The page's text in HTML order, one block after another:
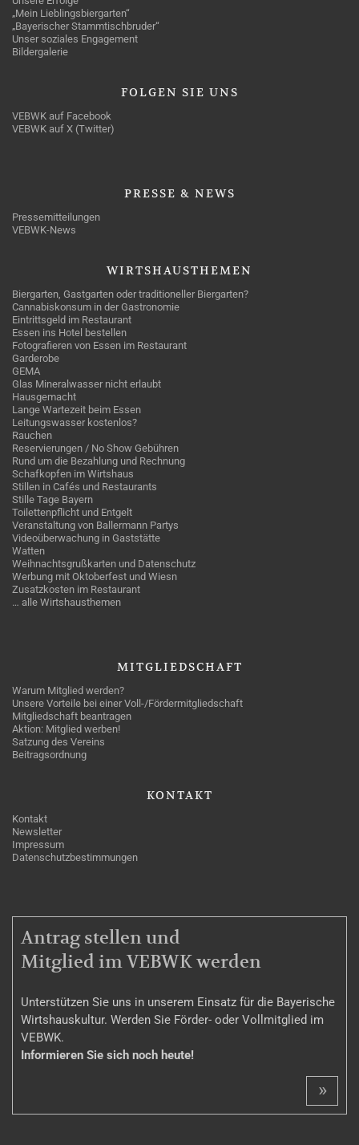
„Mein Lieblingsbiergarten“
„Bayerischer Stammtischbruder“
Unser soziales Engagement
Bildergalerie
FOLGEN SIE UNS
VEBWK auf Facebook
VEBWK auf X (Twitter)
PRESSE & NEWS
Pressemitteilungen
VEBWK-News
WIRTSHAUSTHEMEN
Biergarten, Gastgarten oder traditioneller Biergarten?
Cannabiskonsum in der Gastronomie
Eintrittsgeld im Restaurant
Essen ins Hotel bestellen
Fotografieren von Essen im Restaurant
Garderobe
GEMA
Glas Mineralwasser nicht erlaubt
Hausgemacht
Lange Wartezeit beim Essen
Leitungswasser kostenlos?
Rauchen
Reservierungen / No Show Gebühren
Rund um die Bezahlung und Rechnung
Schafkopfen im Wirtshaus
Stillen in Cafés und Restaurants
Stille Tage Bayern
Toilettenpflicht und Entgelt
Veranstaltung von Ballermann Partys
Videoüberwachung in Gaststätte
Watten
Weihnachtsgrußkarten und Datenschutz
Werbung mit Oktoberfest und Wiesn
Zusatzkosten im Restaurant
… alle Wirtshausthemen
MITGLIEDSCHAFT
Warum Mitglied werden?
Unsere Vorteile bei einer Voll-/Fördermitgliedschaft
Mitgliedschaft beantragen
Aktion: Mitglied werben!
Satzung des Vereins
Beitragsordnung
KONTAKT
Kontakt
Newsletter
Impressum
Datenschutzbestimmungen
MITGLIEDSCHAFT
Antrag stellen und
Mitglied im VEBWK werden
Unterstützen Sie uns in unserem Einsatz für die Bayerische
Wirtshauskultur. Werden Sie Förder- oder Vollmitglied im
VEBWK.
Informieren Sie sich noch heute!
»